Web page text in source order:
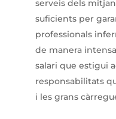
serveis dels
suficients per
professionals
de manera
salari que estigui
responsabilitats
i les grans